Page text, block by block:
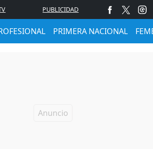
PUBLICIDAD
PRIMERA NACIONAL